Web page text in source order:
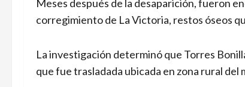
Meses después de la desaparición, fueron
corregimiento de La Victoria, restos óseos
La investigación determinó que Torres
que fue trasladada ubicada en zona rural del